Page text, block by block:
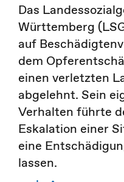
Das
Württemberg
auf
dem
einen verletzten
abgelehnt. Sein
Verhalten führte
Eskalation einer
eine
lassen.